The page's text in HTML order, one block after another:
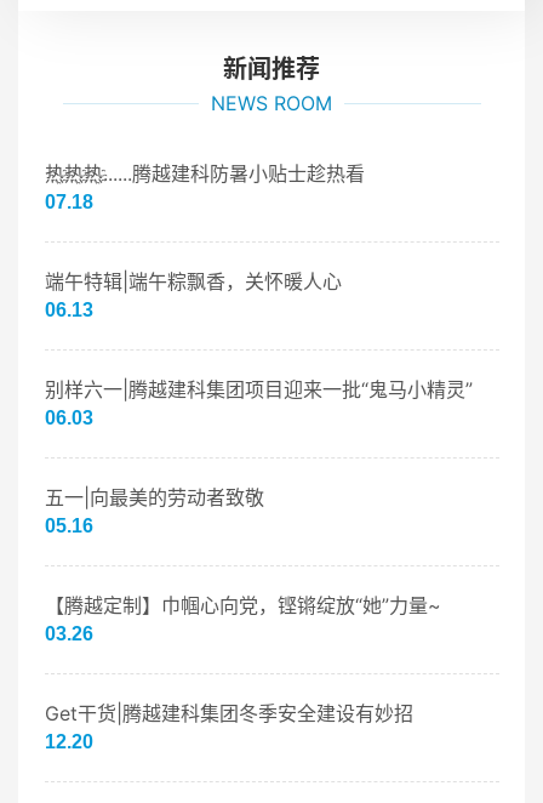
新闻推荐
NEWS ROOM
热҈热҈热҈......腾越建科防暑小贴士趁热看
07.18
端午特辑|端午粽飘香，关怀暖人心
06.13
别样六一|腾越建科集团项目迎来一批“鬼马小精灵”
06.03
五一|向最美的劳动者致敬
05.16
【腾越定制】巾帼心向党，铿锵绽放“她”力量~
03.26
Get干货|腾越建科集团冬季安全建设有妙招
12.20